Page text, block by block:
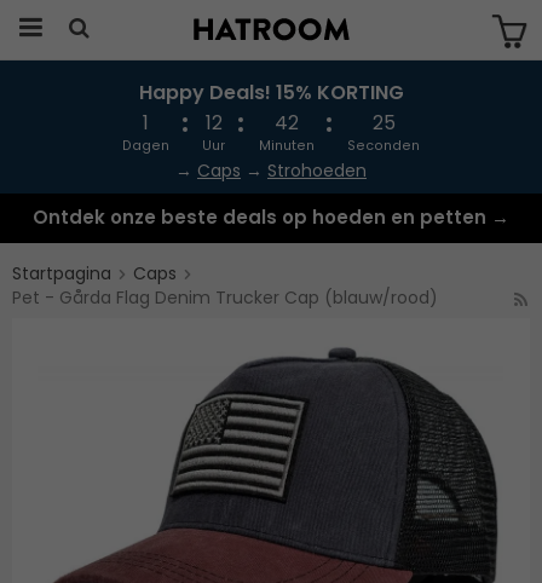
Produkten har blivit tillagd i varukorgen
Happy Deals! 15% KORTING
1
Dagen
12
Uur
42
Minuten
25
Seconden
→ Caps → Strohoeden
Ontdek onze beste deals op hoeden en petten →
Startpagina
Caps
Pet - Gårda Flag Denim Trucker Cap (blauw/rood)